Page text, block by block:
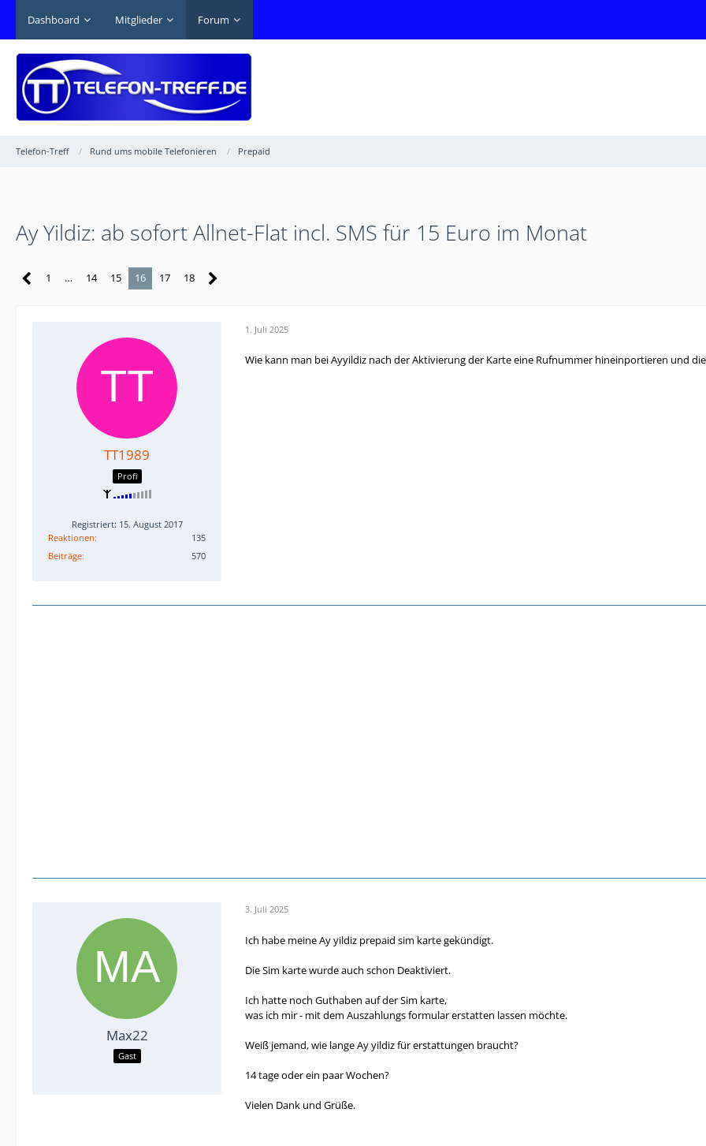
Dashboard Mitglieder Forum
Telefon-Treff Rund ums mobile Telefonieren Prepaid
Ay Yildiz: ab sofort Allnet-Flat incl. SMS für 15 Euro im Monat
1 … 14 15 16 17 18
TT1989
Profi
Registriert: 15. August 2017
Reaktionen
135
Beiträge
570
1. Juli 2025
Wie kann man bei Ayyildiz nach der Aktivierung der Karte eine Rufnummer hineinportieren und
Max22
Gast
3. Juli 2025
Ich habe meine Ay yildiz prepaid sim karte gekündigt.
Die Sim karte wurde auch schon Deaktiviert.
Ich hatte noch Guthaben auf der Sim karte,
was ich mir - mit dem Auszahlungs formular erstatten lassen möchte.
Weiß jemand, wie lange Ay yildiz für erstattungen braucht?
14 tage oder ein paar Wochen?
Vielen Dank und Grüße.